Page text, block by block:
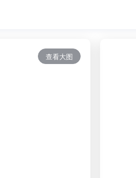
查看大图